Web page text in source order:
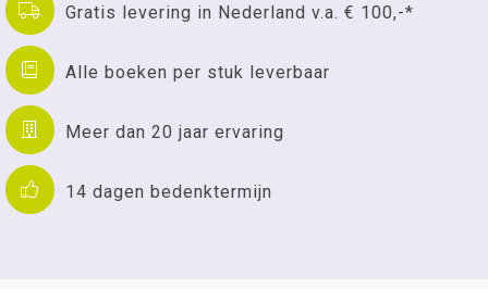
Gratis levering in Nederland v.a. € 100,-*
Alle boeken per stuk leverbaar
Meer dan 20 jaar ervaring
14 dagen bedenktermijn